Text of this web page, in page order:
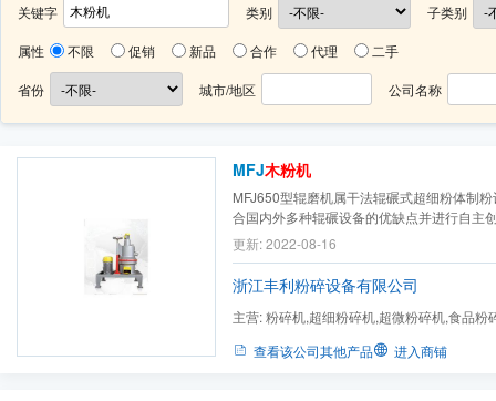
关键字 类别 子类别
属性 不限 促销 新品 合作 代理 二手
省份 城市/地区 公司名称
MFJ木粉机
MFJ650型辊磨机属干法辊碾式超细粉体制
合国内外多种辊碾设备的优缺点并进行自主
流体力学原理，可以使木屑类、纤维类物料
具有性能好、效率高、占地面积小、易安装
标好、性能稳定。
更新: 2022-08-16
浙江丰利粉碎设备有限公司
主营:粉碎机,超细粉碎机,超微粉碎机,食品粉
查看该公司其他产品 进入商铺